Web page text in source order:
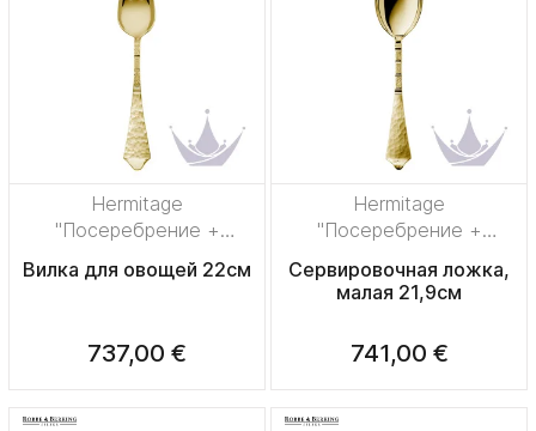
Hermitage
"Посеребрение +
сплошная позолота"
Вилка для овощей 22см
737,00 €
Hermitage
"Посеребрение +
Сервировочная ложка,
малая 21,9см
741,00 €